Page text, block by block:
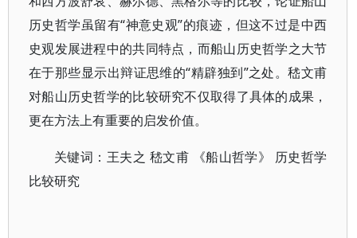
历史哲学虽留有“神意史观”的痕迹，但这不过是中西
史观发展进程中的共同特点，而船山历史哲学之大节
在于那些显示出辩证思维的“精辟独到”之处。嵇文甫
对船山历史哲学的比较研究不仅取得了具体的成果，
更在方法上有重要的启发价值。
关键词：王夫之 嵇文甫 《船山哲学》 历史哲学
比较研究